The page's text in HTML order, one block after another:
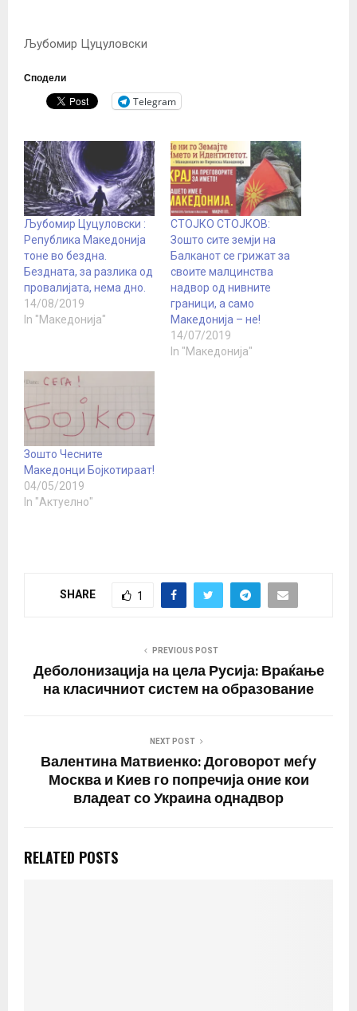
Љубомир Цуцуловски
Сподели
Telegram
Љубомир Цуцуловски :
Република Македонија
тоне во бездна.
Бездната, за разлика од
провалијата, нема дно.
14/08/2019
In "Македонија"
СТОЈКО СТОЈКОВ:
Зошто сите земји на
Балканот се грижат за
своите малцинства
надвор од нивните
граници, а само
Македонија – не!
14/07/2019
In "Македонија"
Зошто Чесните
Македонци Бојкотираат!
04/05/2019
In "Актуелно"
SHARE 1
PREVIOUS POST
Деболонизација на цела Русија: Враќање
на класичниот систем на образование
NEXT POST
Валентина Матвиенко: Договорот меѓу
Москва и Киев го попречија оние кои
владеат со Украина однадвор
RELATED POSTS